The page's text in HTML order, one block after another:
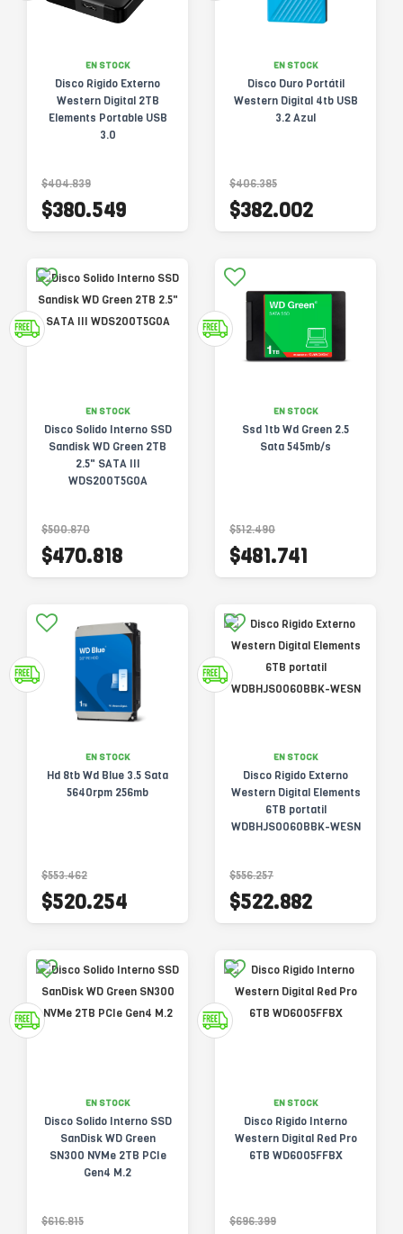
EN STOCK
Disco Rigido Externo
Western Digital 2TB
Elements Portable USB
3.0
$404.839
$380.549
EN STOCK
Disco Duro Portátil
Western Digital 4tb USB
3.2 Azul
$406.385
$382.002
EN STOCK
Disco Solido Interno SSD
Sandisk WD Green 2TB
2.5" SATA III
WDS200T5G0A
$500.870
$470.818
EN STOCK
Ssd 1tb Wd Green 2.5
Sata 545mb/s
$512.490
$481.741
EN STOCK
Hd 8tb Wd Blue 3.5 Sata
5640rpm 256mb
$553.462
$520.254
EN STOCK
Disco Rigido Externo
Western Digital Elements
6TB portatil
WDBHJS0060BBK-WESN
$556.257
$522.882
EN STOCK
Disco Solido Interno SSD
SanDisk WD Green
SN300 NVMe 2TB PCIe
Gen4 M.2
$616.815
EN STOCK
Disco Rigido Interno
Western Digital Red Pro
6TB WD6005FFBX
$696.399